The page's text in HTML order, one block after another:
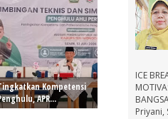
Kompetensi
APR...
ICE
Priyani,